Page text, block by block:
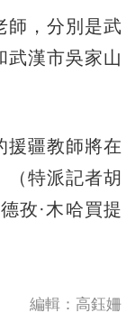
，分別是武
武漢市吳家山
疆教師將在
（特派記者胡
孜·木哈買提
編輯：高鈺姍